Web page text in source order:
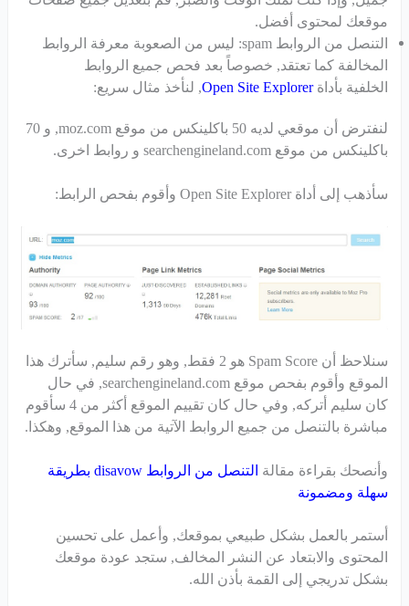
موقعك لمحتوى أفضل.
التنصل من الروابط spam: ليس من الصعوبة معرفة الروابط
المخالفة كما تعتقد, خصوصاً بعد فحص جميع الروابط
الخلفية بأداةOpen Site Explorer, لنأخذ مثال سريع:
لنفترض أن موقعي لديه 50 باكلينكس من موقع moz.com, و 70
باكلينكس من موقع searchengineland.com و روابط اخرى.
سأذهب إلى أداة Open Site Explorer وأقوم بفحص الرابط:
سنلاحظ أن Spam Score هو 2 فقط, وهو رقم سليم, سأترك هذا
الموقع وأقوم بفحص موقع searchengineland.com, في حال
كان سليم أتركه, وفي حال كان تقييم الموقع أكثر من 4 سأقوم
مباشرة بالتنصل من جميع الروابط الآتية من هذا الموقع, وهكذا.
وأنصحك بقراءة مقالة
التنصل من الروابط disavow بطريقة
سهلة ومضمونة
أستمر بالعمل بشكل طبيعي بموقعك, وأعمل على تحسين
المحتوى والابتعاد عن النشر المخالف, ستجد عودة موقعك
بشكل تدريجي إلى القمة بأذن الله.